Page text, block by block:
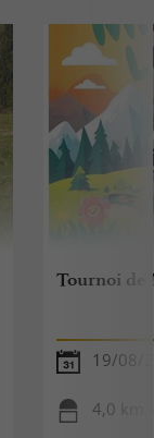
Tournoi de
19/08/
4,0 km